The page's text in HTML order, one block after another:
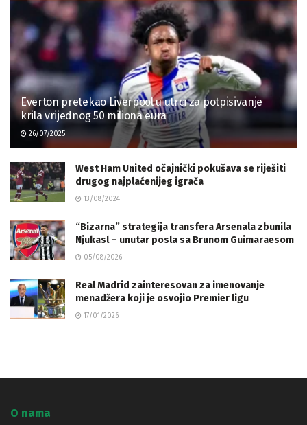
Everton pretekao Liverpool u utrci za potpisivanje
krila vrijednog 50 miliona eura
26/07/2025
West Ham United očajnički pokušava se riješiti
drugog najplaćenijeg igrača
13/08/2024
“Bizarna” strategija transfera Arsenala zbunila
Njukasl – unutar posla sa Brunom Guimaraesom
05/08/2026
Real Madrid zainteresovan za imenovanje
menadžera koji je osvojio Premier ligu
17/01/2026
O nama